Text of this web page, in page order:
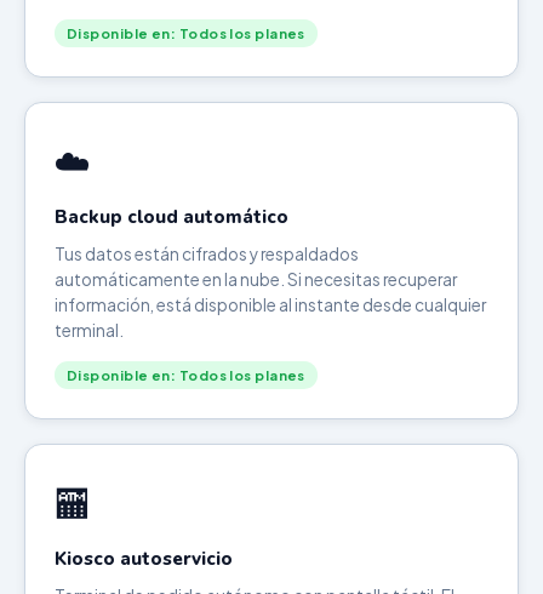
Disponible en: Todos los planes
☁️
Backup cloud automático
Tus datos están cifrados y respaldados
automáticamente en la nube. Si necesitas recuperar
información, está disponible al instante desde cualquier
terminal.
Disponible en: Todos los planes
🏧
Kiosco autoservicio